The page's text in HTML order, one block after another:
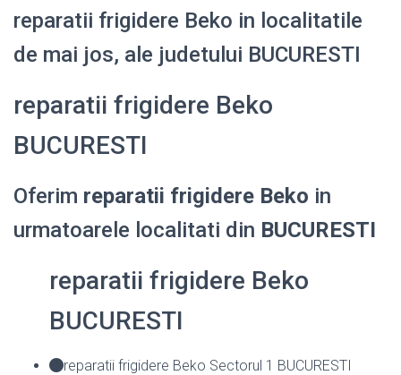
reparatii frigidere Beko in localitatile
de mai jos, ale judetului BUCURESTI
reparatii frigidere Beko
BUCURESTI
Oferim reparatii frigidere Beko in
urmatoarele localitati din BUCURESTI
reparatii frigidere Beko
BUCURESTI
reparatii frigidere Beko Sectorul 1 BUCURESTI